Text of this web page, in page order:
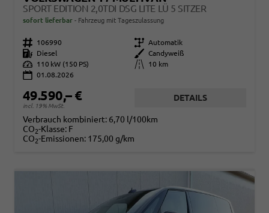
SPORT EDITION 2,0TDI DSG LITE LÜ 5 SITZER
sofort lieferbar Fahrzeug mit Tageszulassung
Fahrzeugnr. 106990 Getriebe Automatik
Kraftstoff
Diesel Außenfarbe
Candyweiß
Leistung
110 kW (150 PS) Kilometerstand
10 km
01.08.2026
49.590,– €
incl. 19% MwSt.
DETAILS
Verbrauch kombiniert: 6,70 l/100km
CO2-Klasse: F
CO2-Emissionen: 175,00 g/km